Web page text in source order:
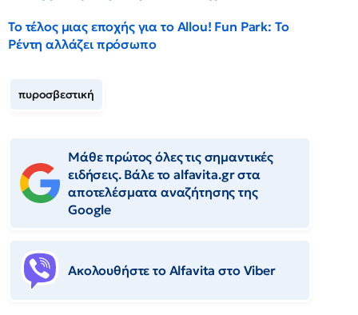
Το τέλος μιας εποχής για το Allou! Fun Park: Το
Ρέντη αλλάζει πρόσωπο
πυροσβεστική
Μάθε πρώτος όλες τις σημαντικές
ειδήσεις. Βάλε το alfavita.gr στα
αποτελέσματα αναζήτησης της
Google
Ακολουθήστε το Αlfavita στο Viber